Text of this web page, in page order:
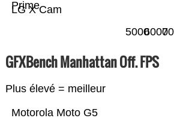
LG X Cam
Prime
50006000
GFXBench Manhattan Off. FPS
Plus élevé = meilleur
Motorola Moto G5